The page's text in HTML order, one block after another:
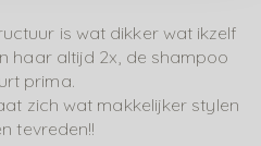
is wat dikker wat ikzelf
haar altijd 2x, de shampoo
prima.
zich wat makkelijker stylen
tevreden!!